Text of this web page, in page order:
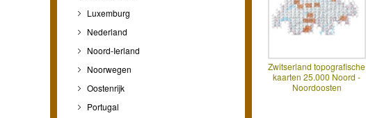
Luxemburg
Nederland
Noord-Ierland
Noorwegen
Oostenrijk
Portugal
Zwitserland topografische
kaarten 25.000 Noord -
Noordoosten